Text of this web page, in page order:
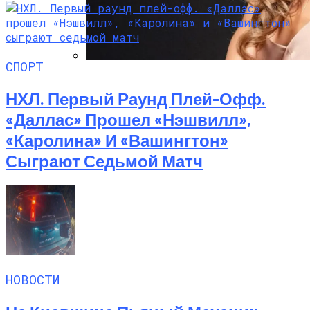
Танцевальный Мастер-Класс На Пляже
В Турции
СПОРТ
НХЛ. Первый Раунд Плей-Офф.
«Даллас» Прошел «Нэшвилл»,
«Каролина» И «Вашингтон»
Сыграют Седьмой Матч
НОВОСТИ